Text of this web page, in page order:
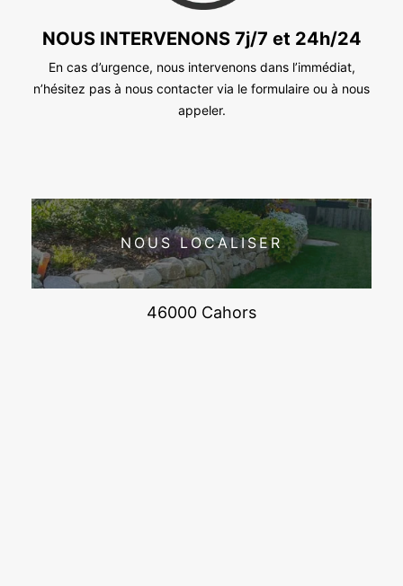
NOUS INTERVENONS 7j/7 et 24h/24
En cas d’urgence, nous intervenons dans l’immédiat,
n’hésitez pas à nous contacter via le formulaire ou à nous
appeler.
NOUS LOCALISER
46000 Cahors